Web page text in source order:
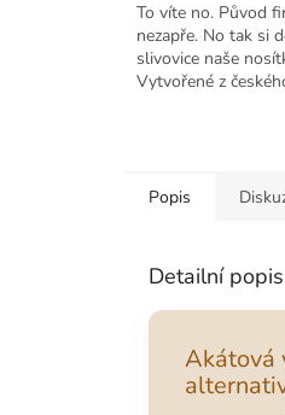
To víte no. Původ
nezapře. No tak si
slivovice naše
Vytvořené z
Popis
Detailní
Akátová